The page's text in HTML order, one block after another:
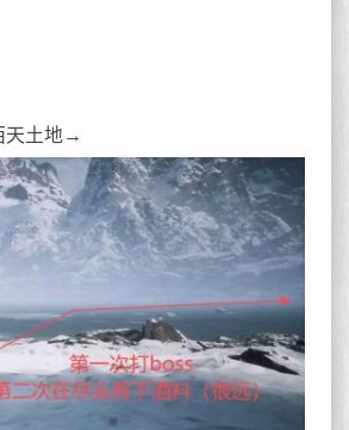
土地→